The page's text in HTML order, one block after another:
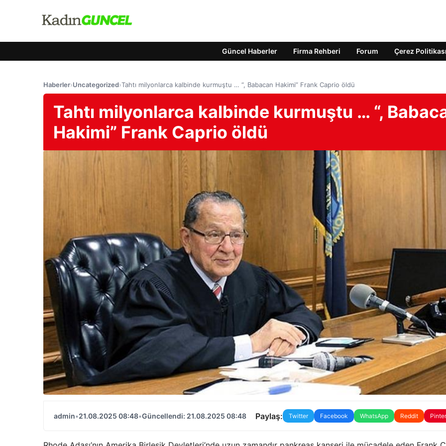
Güncel Haberler Firma Rehberi Forum Çerez Politikası
Haberler›Uncategorized›Tahtı milyonlarca kalbinde kurmuştu … “, Babacan Hakimi” Frank Caprio öldü
Tahtı milyonlarca kalbinde kurmuştu … “,
Hakimi” Frank Caprio öldü
admin•21.08.2025 08:48•Güncellendi: 21.08.2025 08:48 Paylaş: Twitter Facebook WhatsApp Reddit